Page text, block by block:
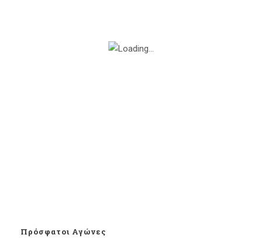
Πρόσφατοι Αγώνες